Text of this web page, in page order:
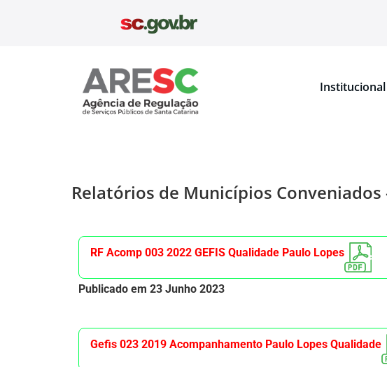
Institucional
Relatórios de Municípios Conveniados
RF Acomp 003 2022 GEFIS Qualidade Paulo Lopes
Publicado em 23 Junho 2023
Gefis 023 2019 Acompanhamento Paulo Lopes Qualidade